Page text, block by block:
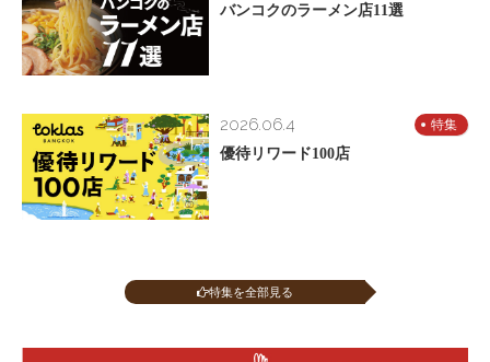
バンコクのラーメン店11選
2026.06.4 特集
優待リワード100店
特集を全部見る